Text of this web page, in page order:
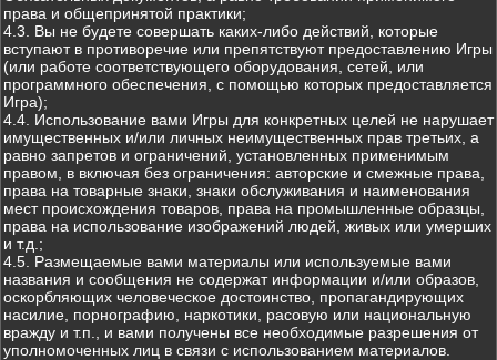
права и общепринятой практики;
4.3. Вы не будете совершать каких-либо действий, которые
вступают в противоречие или препятствуют предоставлению Игры
(или работе соответствующего оборудования, сетей, или
программного обеспечения, с помощью которых предоставляется
Игра);
4.4. Использование вами Игры для конкретных целей не нарушает
имущественных и/или личных неимущественных прав третьих, а
равно запретов и ограничений, установленных применимым
правом, в включая без ограничения: авторские и смежные права,
права на товарные знаки, знаки обслуживания и наименования
мест происхождения товаров, права на промышленные образцы,
права на использование изображений людей, живых или умерших
и т.д.;
4.5. Размещаемые вами материалы или используемые вами
названия и сообщения не содержат информации и/или образов,
оскорбляющих человеческое достоинство, пропагандирующих
насилие, порнографию, наркотики, расовую или национальную
вражду и т.п., и вами получены все необходимые разрешения от
уполномоченных лиц в связи с использованием материалов.